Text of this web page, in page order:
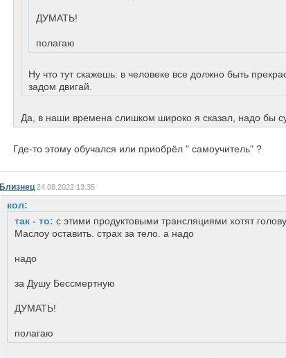
ДУМАТЬ!
полагаю
Ну что тут скажешь: в человеке все должно быть
задом двигай.
Да, в наши времена слишком широко я сказал, надо бы
Где-то этому обучался или приобрёл " самоучитель" ?
Близнец24.08.2022 13:35
кол:
так - то: с этими продуктовыми трансляциями хотят
Маслоу оставить. страх за тело. а надо
надо
за Душу Бессмертную
ДУМАТЬ!
полагаю